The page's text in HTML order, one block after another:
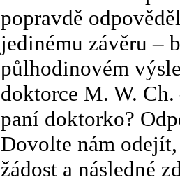
popravdě
jedinému závěru –
půlhodinovém
doktorce M. W.
paní doktorko?
Dovolte nám
žádost a následné